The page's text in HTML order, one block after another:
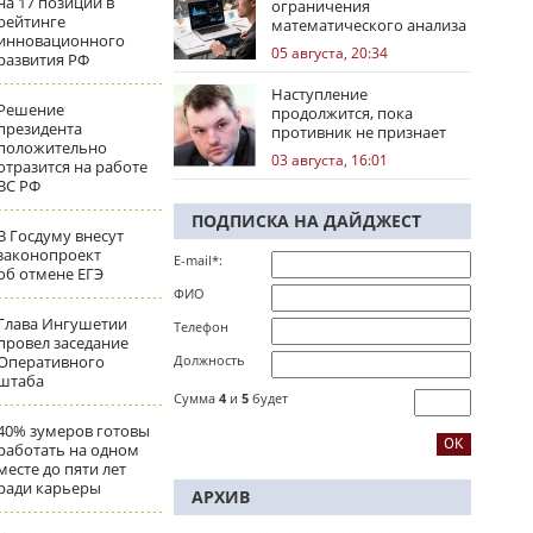
РФ
на работе
РФ
Госдуму внесут
отмене ЕГЭ
Ингушетии
заседание
зумеров готовы
на одном
до пяти лет
карьеры
ограничения
математического анализа
избирательных кампаний
05 августа, 20:34
Наступление
продолжится, пока
противник не признает
стратегическое
поражение
03 августа, 16:01
ПОДПИСКА НА ДАЙДЖЕСТ
E-mail*:
ФИО
Телефон
Должность
Сумма 4 и 5 будет
АРХИВ